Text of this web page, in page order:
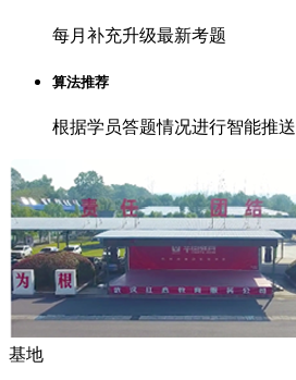
每月补充升级最新考题
算法推荐
根据学员答题情况进行智能推送
基地